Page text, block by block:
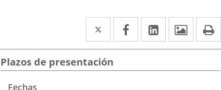
Twitter
Enlace
a
una
aplicación
Facebook
Enlace
a
aplicación
Linkedin
Enlace
a
aplicación
Plazos de presentación
Fechas